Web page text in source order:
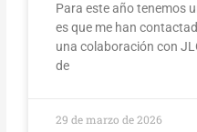
Para este año tenemos
es que me han
una colaboración con
de
29 de marzo de 2026